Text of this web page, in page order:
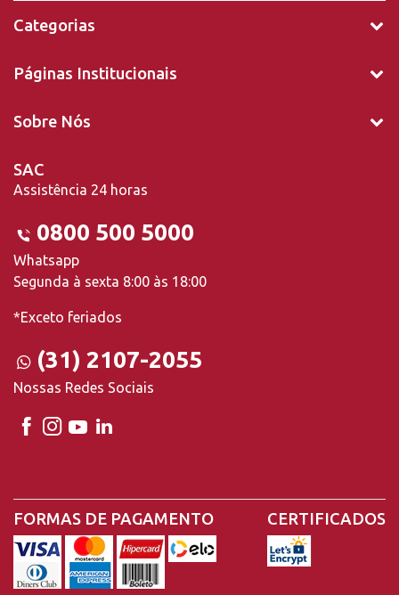
Categorias
Páginas Institucionais
Sobre Nós
SAC
Assistência 24 horas
0800 500 5000
Whatsapp
Segunda à sexta 8:00 às 18:00
*Exceto feriados
(31) 2107-2055
Nossas Redes Sociais
FORMAS DE PAGAMENTO CERTIFICADOS